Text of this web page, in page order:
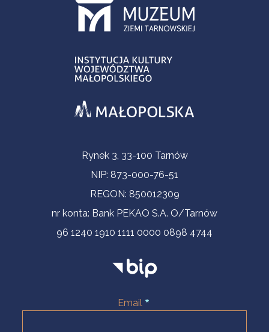
Informacje kontaktoweRynek 3, 33-100 Tarnów
NIP: 873-000-76-51
REGON: 850012309
nr konta: Bank PEKAO S.A. O/Tarnów
96 1240 1910 1111 0000 0898 4744
Email